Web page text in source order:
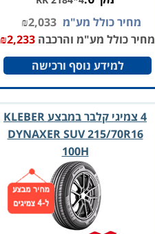
מחיר כולל מע"מ ₪2,033
מחיר כולל מע"מ והרכבה
₪2,233
למידע נוסף ורכישה
4 צמיגי קלבר במבצע KLEBER
DYNAXER SUV 215/70R16
100H